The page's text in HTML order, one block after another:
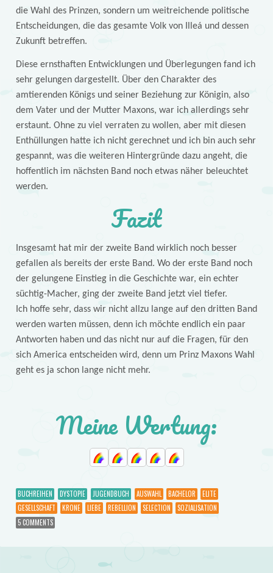
die Wahl des Prinzen, sondern um weitreichende politische
Entscheidungen, die das gesamte Volk von Illeá und dessen
Zukunft betreffen.
Diese ernsthaften Entwicklungen und Überlegungen fand ich
sehr gelungen dargestellt. Über den Charakter des
amtierenden Königs und seiner Beziehung zur Königin, also
dem Vater und der Mutter Maxons, war ich allerdings sehr
erstaunt. Ohne zu viel verraten zu wollen, aber mit diesen
Enthüllungen hatte ich nicht gerechnet und ich bin auch sehr
gespannt, was die weiteren Hintergründe dazu angeht, die
hoffentlich im nächsten Band noch etwas näher beleuchtet
werden.
Fazit
Insgesamt hat mir der zweite Band wirklich noch besser
gefallen als bereits der erste Band. Wo der erste Band noch
der gelungene Einstieg in die Geschichte war, ein echter
süchtig-Macher, ging der zweite Band jetzt viel tiefer.
Ich hoffe sehr, dass wir nicht allzu lange auf den dritten Band
werden warten müssen, denn ich möchte endlich ein paar
Antworten haben und das nicht nur auf die Fragen, für den
sich America entscheiden wird, denn um Prinz Maxons Wahl
geht es ja schon lange nicht mehr.
Meine Wertung:
BUCHREIHEN DYSTOPIE JUGENDBUCH AUSWAHL BACHELOR
ELITE
GESELLSCHAFT
KRONE LIEBE REBELLION SELECTION
SOZIALISATION
5 COMMENTS